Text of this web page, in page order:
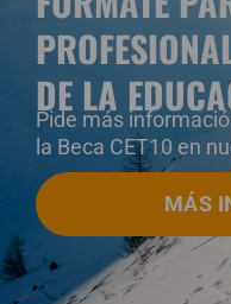
DE LA
Pide más
la Beca CET10 en
MÁS